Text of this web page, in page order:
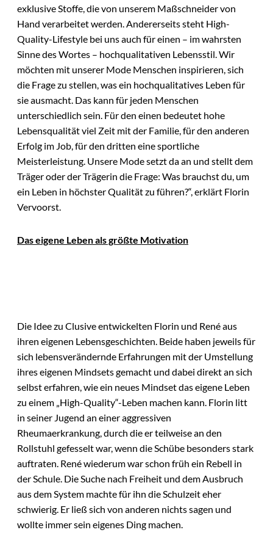
exklusive Stoffe, die von unserem Maßschneider von
Hand verarbeitet werden. Andererseits steht High-
Quality-Lifestyle bei uns auch für einen – im wahrsten
Sinne des Wortes – hochqualitativen Lebensstil. Wir
möchten mit unserer Mode Menschen inspirieren, sich
die Frage zu stellen, was ein hochqualitatives Leben für
sie ausmacht. Das kann für jeden Menschen
unterschiedlich sein. Für den einen bedeutet hohe
Lebensqualität viel Zeit mit der Familie, für den anderen
Erfolg im Job, für den dritten eine sportliche
Meisterleistung. Unsere Mode setzt da an und stellt dem
Träger oder der Trägerin die Frage: Was brauchst du, um
ein Leben in höchster Qualität zu führen?“, erklärt Florin
Vervoorst.
Das eigene Leben als größte Motivation
Die Idee zu Clusive entwickelten Florin und René aus
ihren eigenen Lebensgeschichten. Beide haben jeweils für
sich lebensverändernde Erfahrungen mit der Umstellung
ihres eigenen Mindsets gemacht und dabei direkt an sich
selbst erfahren, wie ein neues Mindset das eigene Leben
zu einem „High-Quality“-Leben machen kann. Florin litt
in seiner Jugend an einer aggressiven
Rheumaerkrankung, durch die er teilweise an den
Rollstuhl gefesselt war, wenn die Schübe besonders stark
auftraten. René wiederum war schon früh ein Rebell in
der Schule. Die Suche nach Freiheit und dem Ausbruch
aus dem System machte für ihn die Schulzeit eher
schwierig. Er ließ sich von anderen nichts sagen und
wollte immer sein eigenes Ding machen.